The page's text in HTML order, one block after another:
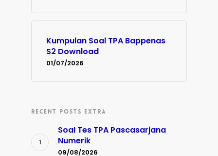
Kumpulan Soal TPA Bappenas
S2 Download
01/07/2026
RECENT POSTS EXTRA
Soal Tes TPA Pascasarjana
Numerik
09/08/2026